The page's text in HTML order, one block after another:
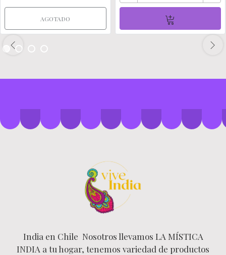
AGOTADO
India en Chile Nosotros llevamos LA MÍSTICA
INDIA a tu hogar, tenemos variedad de productos